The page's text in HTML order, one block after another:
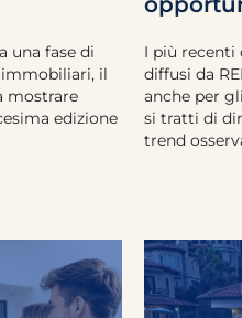
una fase di
il
mostrare
edizione
I più
diffusi da
anche per
si tratti di
trend